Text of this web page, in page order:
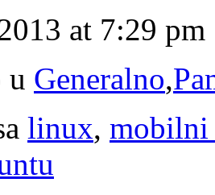
at 7:29 pm
u Generalno,
linux, mobilni